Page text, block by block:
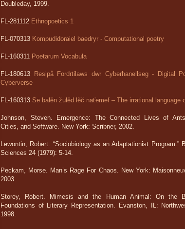
Doubleday, 1999.
FL-281112 Ethnopoetics 1
FL-070313 Kompudidoraiel baedryr - Computational poetry
FL-160311 Poetarum Vocabula
FL-180613
Resipå Fordrtilaws dwr Cyberhanellseg - Digital
Cyberverse
FL-160313 Se balĕn žulĕd lĕč naťemef – The irrational language
Johnson, Steven. Emergence: The Connected Lives of
Cities, and Software. New York: Scribner, 2002.
Lewontin, Robert. “Sociobiology as an Adaptationist Program.”
Sciences 24 (1979): 5-14.
Peckam, Morse. Man’s Rage For Chaos. New York:
2003.
Storey, Robert. Mimesis and the Human Animal: On the
Foundations of Literary Representation. Evanston, IL:
1998.